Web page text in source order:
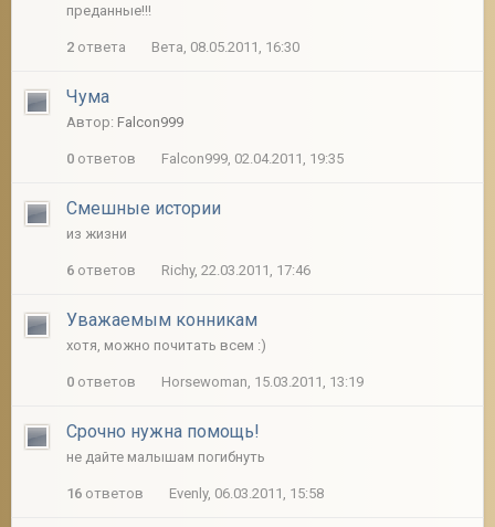
преданные!!!
2 ответа Вета, 08.05.2011, 16:30
Чума
Автор: Falcon999
0 ответов Falcon999, 02.04.2011, 19:35
Смешные истории
из жизни
6 ответов Richy, 22.03.2011, 17:46
Уважаемым конникам
хотя, можно почитать всем :)
0 ответов Horsewoman, 15.03.2011, 13:19
Срочно нужна помощь!
не дайте малышам погибнуть
16 ответов Evenly, 06.03.2011, 15:58